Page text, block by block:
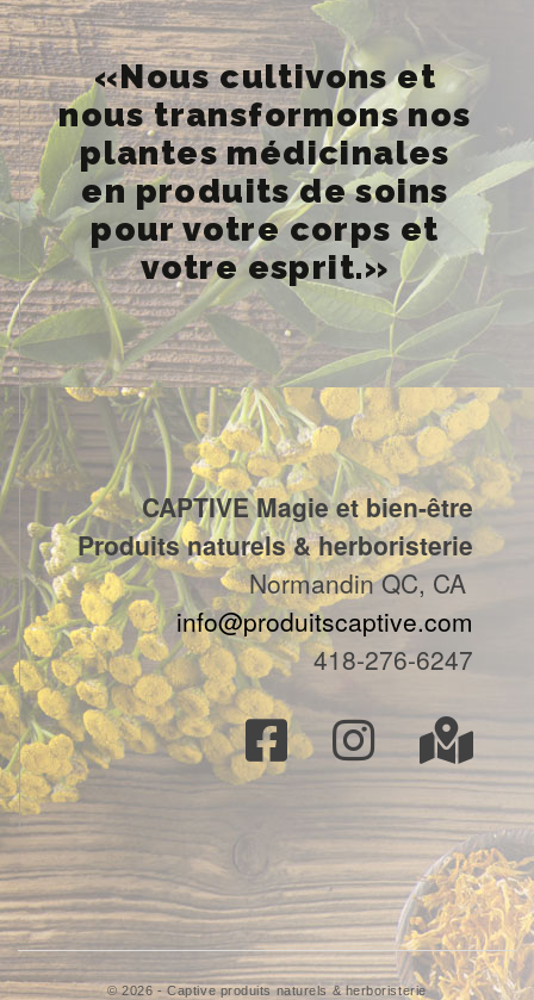
«Nous cultivons et
nous transformons nos
plantes médicinales
en produits de soins
pour votre corps et
votre esprit.»
CAPTIVE Magie et bien-être
Produits naturels & herboristerie
Normandin QC, CA
info@produitscaptive.com
418-276-6247
© 2026 - Captive produits naturels & herboristerie